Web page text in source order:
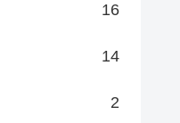
16
14
2